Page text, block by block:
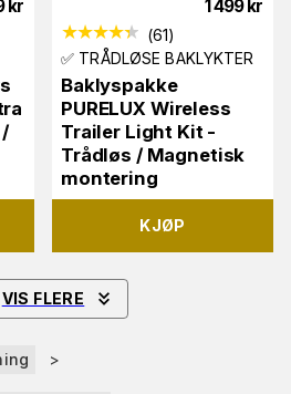
kr 1 499 kr
(61)
✅ TRÅDLØSE BAKLYKTER
Baklyspakke
PURELUX Wireless
Trailer Light Kit -
Trådløs / Magnetisk
montering
KJØP
VIS FLERE
>